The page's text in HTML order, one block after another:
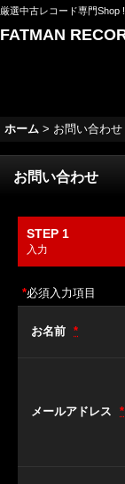
厳選中古レコード専門Shop
FATMAN
ホーム > お問い合わせ
お問い合わせ
STEP 1
入力
*必須入力項目
お名前 *
メールアドレス *